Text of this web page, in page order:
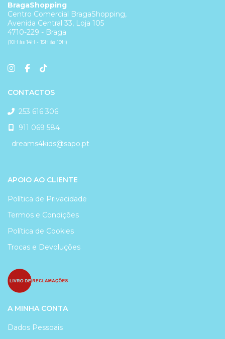
BragaShopping
Centro Comercial BragaShopping,
Avenida Central 33, Loja 105
4710-229 - Braga
(10H às 14H - 15H às 19H)
CONTACTOS
253 616 306
911 069 584
dreams4kids@sapo.pt
APOIO AO CLIENTE
Política de Privacidade
Termos e Condições
Política de Cookies
Trocas e Devoluções
A MINHA CONTA
Dados Pessoais